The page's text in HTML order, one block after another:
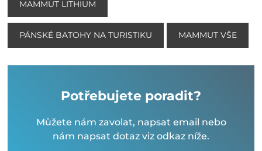
MAMMUT LITHIUM
PÁNSKÉ BATOHY NA TURISTIKU MAMMUT VŠE
Potřebujete poradit?
Můžete nám zavolat, napsat email nebo
nám napsat dotaz viz odkaz níže.